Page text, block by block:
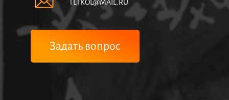
TLTKOL@MAIL.RU
Задать вопрос